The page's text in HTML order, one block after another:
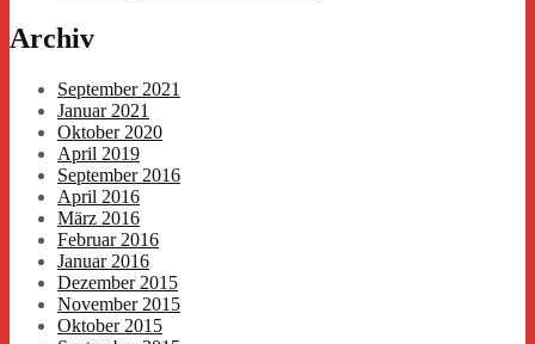
Archiv
September 2021
Januar 2021
Oktober 2020
April 2019
September 2016
April 2016
März 2016
Februar 2016
Januar 2016
Dezember 2015
November 2015
Oktober 2015